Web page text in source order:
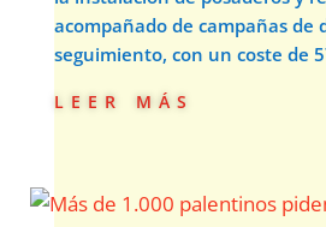
acompañado de campañas de
seguimiento, con un coste de
leer más